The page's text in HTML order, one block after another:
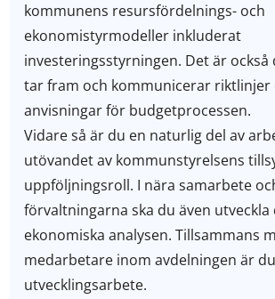
kommunens resursfördelnings- och
ekonomistyrmodeller inkluderat
investeringsstyrningen. Det är också
tar fram och kommunicerar riktlinjer
anvisningar för budgetprocessen.
Vidare så är du en naturlig del av
utövandet av kommunstyrelsens
uppföljningsroll. I nära samarbete
förvaltningarna ska du även utveckla
ekonomiska analysen. Tillsammans
medarbetare inom avdelningen är
utvecklingsarbete.